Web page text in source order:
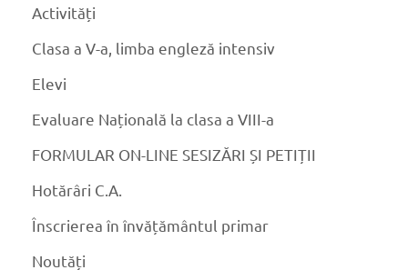
Activități
Clasa a V-a, limba engleză intensiv
Elevi
Evaluare Națională la clasa a VIII-a
FORMULAR ON-LINE SESIZĂRI ȘI PETIȚII
Hotărâri C.A.
Înscrierea în învățământul primar
Noutăți